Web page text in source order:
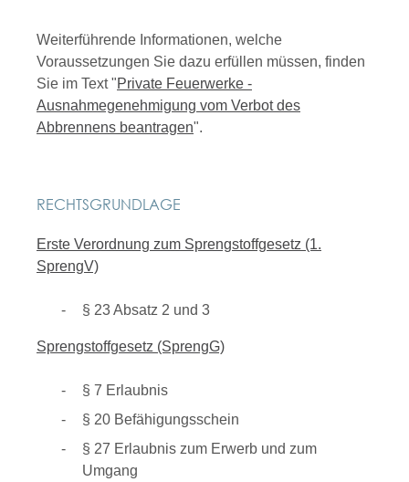
Weiterführende Informationen, welche
Voraussetzungen Sie dazu erfüllen müssen, finden
Sie im Text "Private Feuerwerke -
Ausnahmegenehmigung vom Verbot des
Abbrennens beantragen".
RECHTSGRUNDLAGE
Erste Verordnung zum Sprengstoffgesetz (1.
SprengV)
§ 23 Absatz 2 und 3
Sprengstoffgesetz (SprengG)
§ 7 Erlaubnis
§ 20 Befähigungsschein
§ 27 Erlaubnis zum Erwerb und zum
Umgang